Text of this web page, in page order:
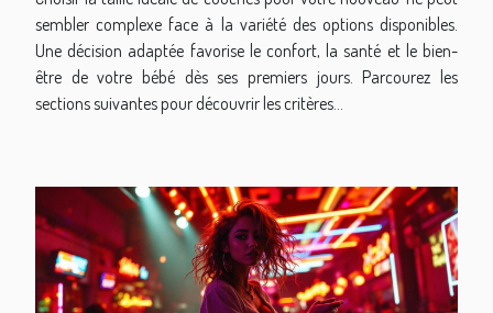
sembler complexe face à la variété des options disponibles.
Une décision adaptée favorise le confort, la santé et le bien-
être de votre bébé dès ses premiers jours. Parcourez les
sections suivantes pour découvrir les critères...